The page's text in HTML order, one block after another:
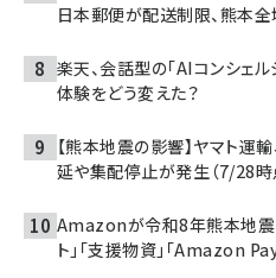
日本郵便が配送制限、熊本
楽天、会話型の「AIコンシェ
体験をどう変えた？
【熊本地震の影響】ヤマト運
延や集配停止が発生（7/28時
Amazonが令和8年熊本地震
ト」「支援物資」「Amazon